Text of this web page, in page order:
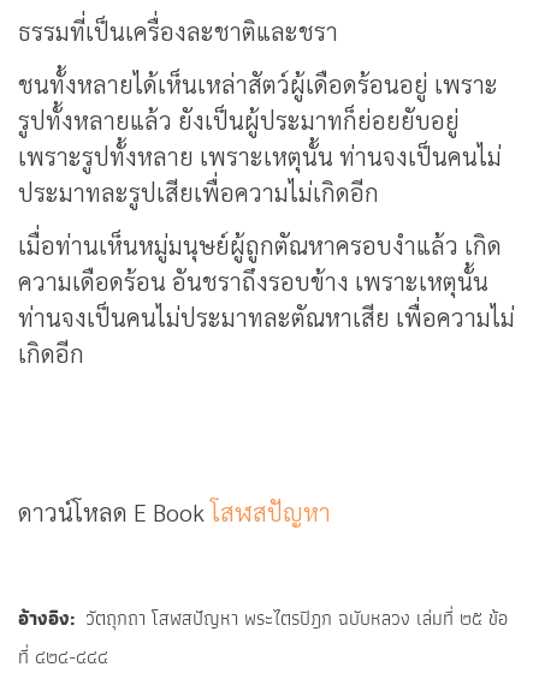
ธรรมที่เป็นเครื่องละชาติและชรา
ชนทั้งหลายได้เห็นเหล่าสัตว์ผู้เดือดร้อนอยู่ เพราะ
รูปทั้งหลายแล้ว ยังเป็นผู้ประมาทก็ย่อยยับอยู่
เพราะรูปทั้งหลาย เพราะเหตุนั้น ท่านจงเป็นคนไม่
ประมาทละรูปเสียเพื่อความไม่เกิดอีก
เมื่อท่านเห็นหมู่มนุษย์ผู้ถูกตัณหาครอบงำแล้ว เกิด
ความเดือดร้อน อันชราถึงรอบข้าง เพราะเหตุนั้น
ท่านจงเป็นคนไม่ประมาทละตัณหาเสีย เพื่อความไม่
เกิดอีก
ดาวน์โหลด E Bookโสฬสปัญหา
อ้างอิง วัตถุกถา โสฬสปัญหา พระไตรปิฎก ฉบับหลวง เล่มที่ ๒๕ ข้อ
ที่ ๔๒๔-๔๔๔